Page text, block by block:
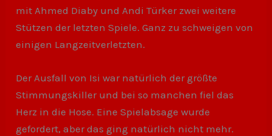
mit Ahmed Diaby und Andi Türker zwei weitere
Stützen der letzten Spiele. Ganz zu schweigen von
einigen Langzeitverletzten.
Der Ausfall von Isi war natürlich der größte
Stimmungskiller und bei so manchen fiel das
Herz in die Hose. Eine Spielabsage wurde
gefordert, aber das ging natürlich nicht mehr.